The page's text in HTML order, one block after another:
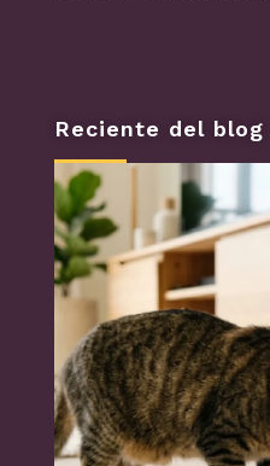
Reciente del blog